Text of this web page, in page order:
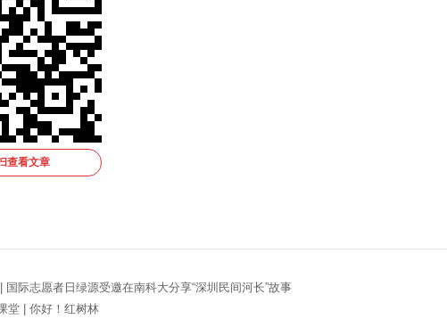
查看文章
国际志愿者日绿源受邀在南科大分享“深圳民间河长”故事
堂 | 你好！红树林